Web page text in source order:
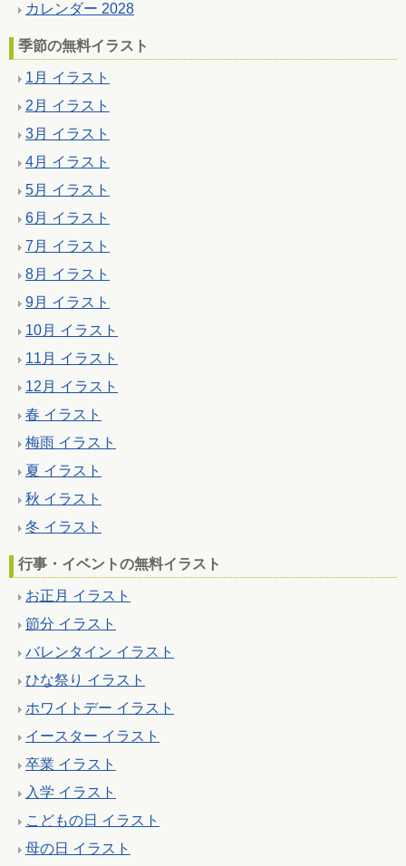
カレンダー 2028
季節の無料イラスト
1月 イラスト
2月 イラスト
3月 イラスト
4月 イラスト
5月 イラスト
6月 イラスト
7月 イラスト
8月 イラスト
9月 イラスト
10月 イラスト
11月 イラスト
12月 イラスト
春 イラスト
梅雨 イラスト
夏 イラスト
秋 イラスト
冬 イラスト
行事・イベントの無料イラスト
お正月 イラスト
節分 イラスト
バレンタイン イラスト
ひな祭り イラスト
ホワイトデー イラスト
イースター イラスト
卒業 イラスト
入学 イラスト
こどもの日 イラスト
母の日 イラスト